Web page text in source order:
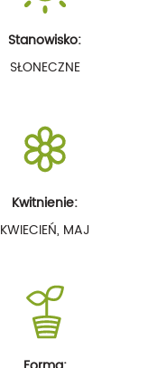
Stanowisko:
SŁONECZNE
Kwitnienie:
KWIECIEŃ, MAJ